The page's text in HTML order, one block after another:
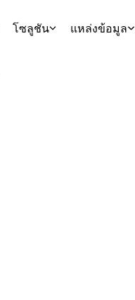
โซลูชัน แหล่งข้อมูล